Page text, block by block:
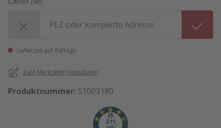
Lieferzeit auf Anfrage
Zum Merkzettel hinzufügen
Produktnummer: 51003180